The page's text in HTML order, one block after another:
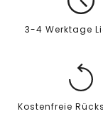
3-4 Werktage
Kostenfreie